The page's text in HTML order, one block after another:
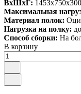
ВxШxГ: 1453x750x300
Максимальная
Материал полок:
Нагрузка на полку:
Способ сборки: На
В корзину